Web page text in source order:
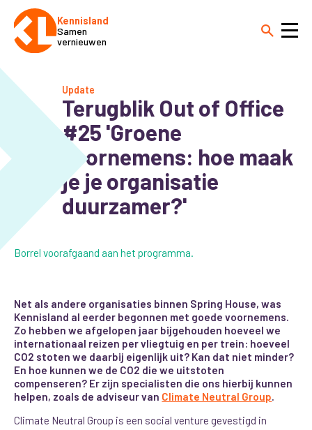
Kennisland
Samen
vernieuwen
Update
Terugblik Out of Office
#25 'Groene
voornemens: hoe maak
je je organisatie
duurzamer?'
Borrel voorafgaand aan het programma.
Net als andere organisaties binnen Spring House, was
Kennisland al eerder begonnen met goede voornemens.
Zo hebben we afgelopen jaar bijgehouden hoeveel we
internationaal reizen per vliegtuig en per trein: hoeveel
CO2 stoten we daarbij eigenlijk uit? Kan dat niet minder?
En hoe kunnen we de CO2 die we uitstoten
compenseren? Er zijn specialisten die ons hierbij kunnen
helpen, zoals de adviseur van Climate Neutral Group.
Climate Neutral Group is een social venture gevestigd in